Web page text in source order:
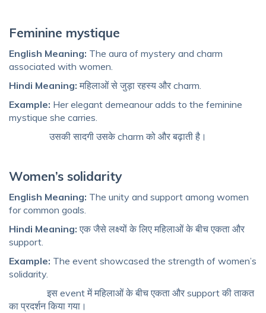
Feminine mystique
English Meaning: The aura of mystery and charm
associated with women.
Hindi Meaning: महिलाओं से जुड़ा रहस्य और charm.
Example: Her elegant demeanour adds to the feminine
mystique she carries.
उसकी सादगी उसके charm को और बढ़ाती है।
Women’s solidarity
English Meaning: The unity and support among women
for common goals.
Hindi Meaning: एक जैसे लक्ष्यों के लिए महिलाओं के बीच एकता और
support.
Example: The event showcased the strength of women’s
solidarity.
इस event में महिलाओं के बीच एकता और support की ताकत
का प्रदर्शन किया गया।